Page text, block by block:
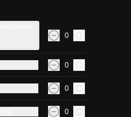
calidad y presentaciones
0
0
0
0